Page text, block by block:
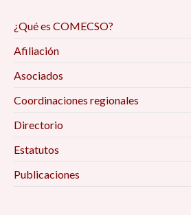
¿Qué es COMECSO?
Afiliación
Asociados
Coordinaciones regionales
Directorio
Estatutos
Publicaciones